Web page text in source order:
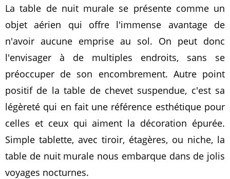
La table de nuit murale se présente comme un
objet aérien qui offre l'immense avantage de
n'avoir aucune emprise au sol. On peut donc
l'envisager à de multiples endroits, sans se
préoccuper de son encombrement. Autre point
positif de la table de chevet suspendue, c'est sa
légèreté qui en fait une référence esthétique pour
celles et ceux qui aiment la décoration épurée.
Simple tablette, avec tiroir, étagères, ou niche, la
table de nuit murale nous embarque dans de jolis
voyages nocturnes.